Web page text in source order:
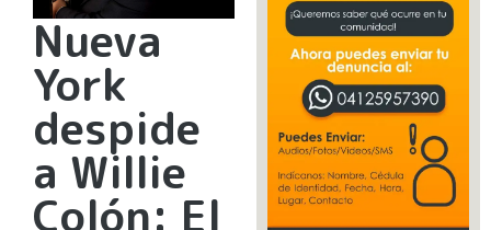
Nueva
York
despide
a Willie
Colón: El